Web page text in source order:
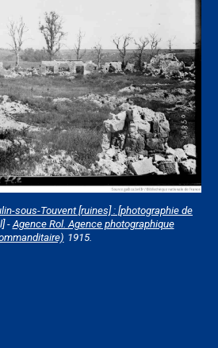
sous-Touvent [ruines] : [photographie de
-Agence Rol. Agence photographique
1915.